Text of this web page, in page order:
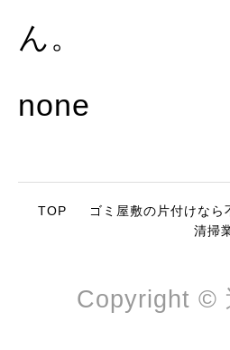
ん。
none
TOP
ゴミ屋敷の片付けな
清掃
Copyright ©